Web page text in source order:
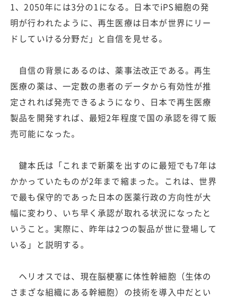
1、2050年には3分の1になる。日本でiPS細胞の発
明が行われたように、再生医療は日本が世界にリー
ドしていける分野だ」と自信を見せる。
自信の背景にあるのは、薬事法改正である。再生
医療の薬は、一定数の患者のデータから有効性が推
定されれば発売できるようになり、日本で再生医療
製品を開発すれば、最短2年程度で国の承認を得て販
売可能になった。
鍵本氏は「これまで新薬を出すのに最短でも7年は
かかっていたものが2年まで縮まった。これは、世界
で最も保守的であった日本の医薬行政の方向性が大
幅に変わり、いち早く承認が取れる状況になったと
いうこと。実際に、昨年は2つの製品が世に登場して
いる」と説明する。
ヘリオスでは、現在脳梗塞に体性幹細胞（生体の
さまざな組織にある幹細胞）の技術を導入中だとい